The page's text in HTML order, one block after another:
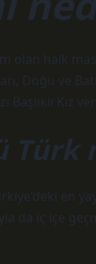
olan halk
Doğu ve
Başlıklı Kız
Türk
en
da iç içe